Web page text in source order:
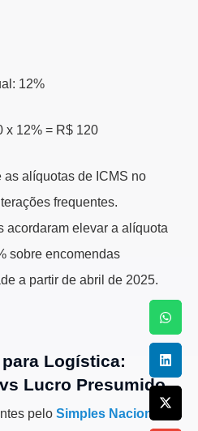
12%
x 12% = R$ 120
as alíquotas de ICMS no
frequentes.
acordaram elevar a alíquota
sobre encomendas
a partir de abril de 2025.
Logística:
Lucro Presumido
pelo Simples Nacional